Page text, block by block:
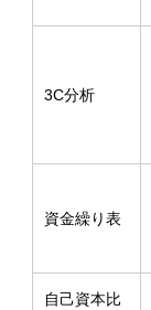
3C分析
資金繰り表
自己資本比